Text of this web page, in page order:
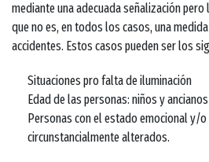
mediante una adecuada señalización
que no es, en todos los casos, una
accidentes. Estos casos pueden ser los
Situaciones pro falta de iluminación
Edad de las personas: niños y ancianos
Personas con el estado emocional y/
circunstancialmente alterados.